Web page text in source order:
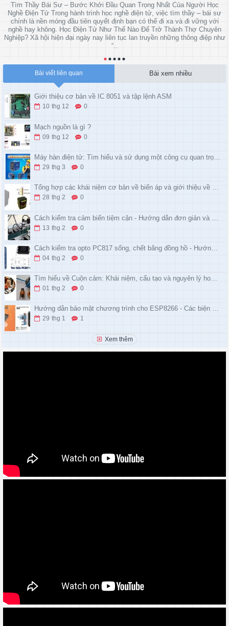
Tìm Thầy Bái Sư – Bước Khởi Đầu Quan Trọng Nhất Của Người Học
Nghề Điện Tử Trong hành trình học nghề điện tử, việc tìm thầy – bái sư
chính là nền móng đầu tiên quyết định bạn có thể đi xa và đi vững với
nghề hay không. Học Điện Tử Như Thế Nào Để Trở Thành Thợ Chuyên
Nghiệp? Xã hội hiện đại ngày nay liên tục lan truyền những thông điệp như
“..
Bài viết liên quan Bài xem nhiều
Giới thiệu cơ bản về IC 8051 và tập lệnh ASM
10 thg 12 0
Mạch nguồn là gì ?
09 thg 12 0
Máy hàn điện tử: Tìm hiểu và sử dụng một công cụ quan trọng trong công việc hàn
29 thg 3 0
Tổng hợp các khái niệm cơ bản về biến áp và giới thiệu về các loại biến áp khác nhau
28 thg 2 0
13 thg 2 0
Cách kiểm tra opto PC817 sống, chết bằng đồng hồ - Hướng dẫn chi tiết
04 thg 2 0
Tìm hiểu về Cuộn cảm: Khái niệm, cấu tạo và nguyên lý hoạt động
01 thg 2 0
Hướng dẫn bảo mật chương trình cho ESP8266 - Các biện pháp và phương pháp bảo vệ dữ liệu
29 thg 1 1
Xem thêm